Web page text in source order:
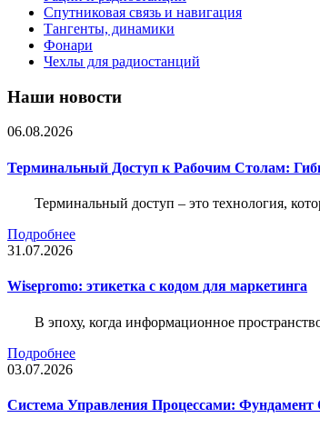
Спутниковая связь и навигация
Тангенты, динамики
Фонари
Чехлы для радиостанций
Наши новости
06.08.2026
Терминальный Доступ к Рабочим Столам:
Терминальный доступ – это технология,
Подробнее
31.07.2026
Wisepromo: этикетка c кодом для маркетинга
В эпоху, когда информационное
Подробнее
03.07.2026
Система Управления Процессами: